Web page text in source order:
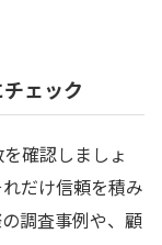
ェック
確認しましょ
だけ信頼を積み
調査事例や、顧